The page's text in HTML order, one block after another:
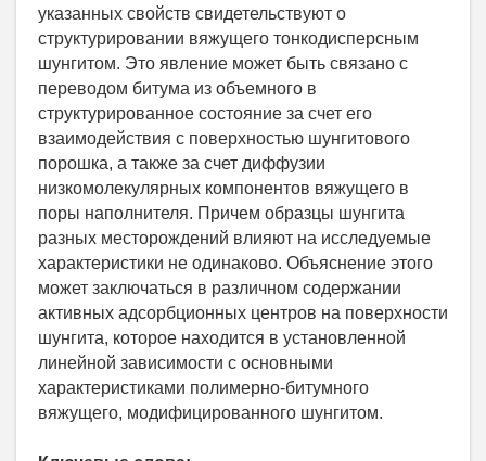
указанных свойств свидетельствуют о
структурировании вяжущего тонкодисперсным
шунгитом. Это явление может быть связано с
переводом битума из объемного в
структурированное состояние за счет его
взаимодействия с поверхностью шунгитового
порошка, а также за счет диффузии
низкомолекулярных компонентов вяжущего в
поры наполнителя. Причем образцы шунгита
разных месторождений влияют на исследуемые
характеристики не одинаково. Объяснение этого
может заключаться в различном содержании
активных адсорбционных центров на поверхности
шунгита, которое находится в установленной
линейной зависимости с основными
характеристиками полимерно-битумного
вяжущего, модифицированного шунгитом.